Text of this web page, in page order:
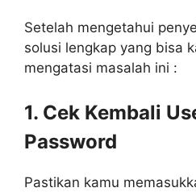
Setelah mengetahui
solusi lengkap yang bisa
mengatasi masalah ini :
1. Cek Kembali
Password
Pastikan kamu